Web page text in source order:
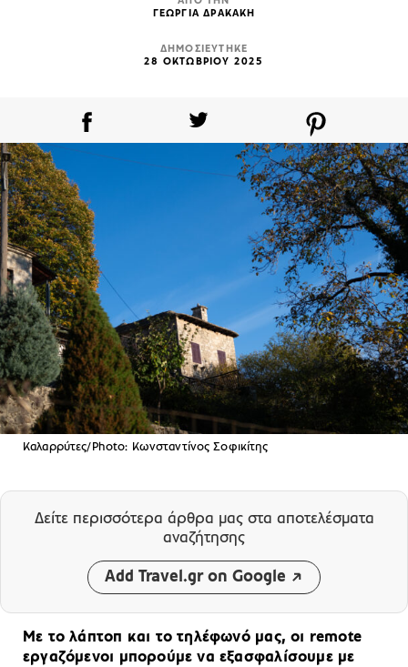
ΓΕΩΡΓΙΑ ΔΡΑΚΑΚΗ
ΔΗΜΟΣΙΕΥΤΗΚΕ
28 ΟΚΤΩΒΡΙΟΥ 2025
Καλαρρύτες/Photo: Κωνσταντίνος Σοφικίτης
Δείτε περισσότερα άρθρα μας στα αποτελέσματα
αναζήτησης
Add Travel.gr on Google
Με το λάπτοπ και το τηλέφωνό μας, οι remote
εργαζόμενοι μπορούμε να εξασφαλίσουμε με